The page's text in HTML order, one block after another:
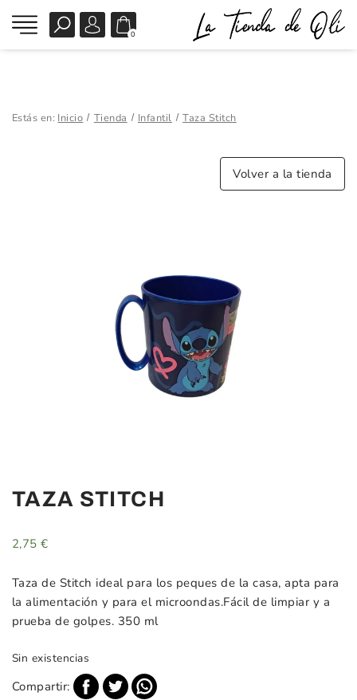
0
Estás en: Inicio Tienda Infantil Taza Stitch
Volver a la tienda
TAZA STITCH
2,75€
Taza de Stitch ideal para los peques de la casa, apta para
la alimentación y para el microondas.Fácil de limpiar y a
prueba de golpes. 350 ml
Sin existencias
Compartir: